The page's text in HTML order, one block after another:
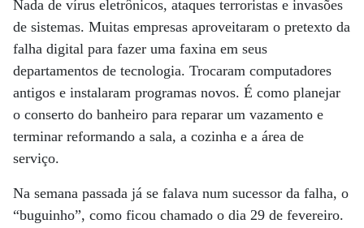
Nada de vírus eletrônicos, ataques terroristas e invasões
de sistemas. Muitas empresas aproveitaram o pretexto da
falha digital para fazer uma faxina em seus
departamentos de tecnologia. Trocaram computadores
antigos e instalaram programas novos. É como planejar
o conserto do banheiro para reparar um vazamento e
terminar reformando a sala, a cozinha e a área de
serviço.
Na semana passada já se falava num sucessor da falha, o
“buguinho”, como ficou chamado o dia 29 de fevereiro.